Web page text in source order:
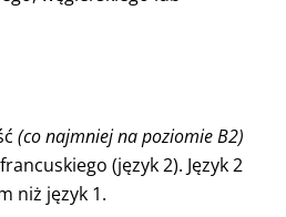
(co najmniej na poziomie B2)
(język 2). Język 2
niż język 1.